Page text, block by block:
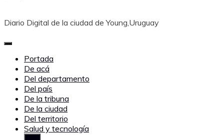
Diario Digital de la ciudad de Young,Uruguay
Portada
De acá
Del departamento
Del país
De la tribuna
De la ciudad
Del territorio
Salud y tecnología